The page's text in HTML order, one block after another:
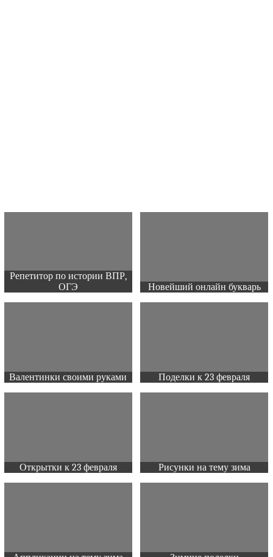
Репетитор по истории ВПР,
ОГЭ
Новейший онлайн букварь
Валентинки своими руками Поделки к 23 февраля
Открытки к 23 февраля Рисунки на тему зима